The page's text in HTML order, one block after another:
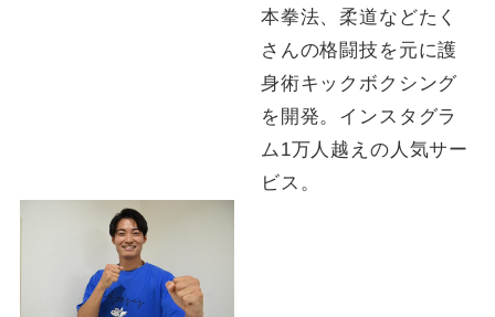
本拳法、柔道などたく
さんの格闘技を元に護
身術キックボクシング
を開発。インスタグラ
ム1万人越えの人気サー
ビス。